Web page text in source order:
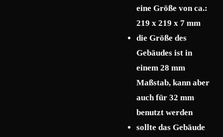
eine Größe von ca.:
219 x 219 x 7 mm
die Größe des
Gebäudes ist in
einem 28 mm
Maßstab, kann aber
auch für 32 mm
benutzt werden
sollte das Gebäude